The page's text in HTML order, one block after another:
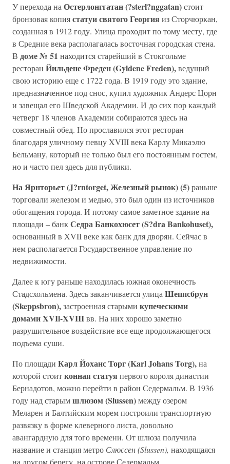
У перехода на Остерлонггатан (?sterl?nggatan)стоит
бронзовая копиястатуи святого Георгия из Сторчюркан,
созданная в 1912 году. Улица проходит по тому месту, где
в Средние века располагалась восточная городская стена.
В доме № 51 находится старейший в Стокгольме
ресторан Йильдене Фреден (Gyldene Freden),ведущий
свою историю еще с 1722 года. В 1919 году это здание,
предназначенное под снос, купил художник Андерс Цорн
и завещал его Шведской Академии. И до сих пор каждый
четверг 18 членов Академии собираются здесь на
совместный обед. Но прославился этот ресторан
благодаря уличному певцу XVIII века Карлу Микаэлю
Бельману, который не только был его постоянным гостем,
но и часто пел здесь для публики.
На Ярнторьет (J?rntorget, Железный рынок) (5)раньше
торговали железом и медью, это был один из источников
обогащения города. И потому самое заметное здание на
площади – банкСедра Банкохюсет (S?dra Bankohuset),
основанный в XVII веке как банк для дворян. Сейчас в
нем располагается Государственное управление по
недвижимости.
Далее к югу раньше находилась южная оконечность
Стадсхольмена. Здесь заканчивается улица Шеппсбрун
(Skeppsbron),застроенная старыми купеческими
домами XVIl-XVIIIвв. На них хорошо заметно
разрушительное воздействие все еще продолжающегося
подъема суши.
По площади Карл Йоханс Торг (Karl Johans Torg),на
которой стоитконная статуя первого короля династии
Бернадотов, можно перейти в район Седермальм. В 1936
году над старымшлюзом (Slussen)между озером
Меларен и Балтийским морем построили транспортную
развязку в форме клеверного листа, довольно
авангардную для того времени. От шлюза получила
название и станция метро Слюссен (Slussen), находящаяся
на другом берегу, на острове Седермальм.